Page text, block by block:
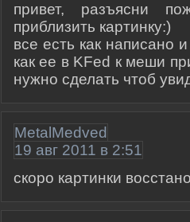
привет, разъясни
приблизить картинку:)
все есть как написано
как ее в KFed к меши
нужно сделать чтоб
MetalMedved
19 авг 2011 в 2:51
скоро картинки